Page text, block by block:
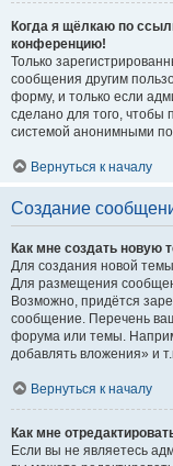
Когда я щёлкаю по
конференцию!
Только
сообщения другим
форму, и только если
сделано для того, чтобы
системой анонимными
Вернуться к началу
Создание
Как мне создать новую
Для создания новой
Для размещения
Возможно, придётся
сообщение. Перечень
форума или темы.
добавлять вложения» и
Вернуться к началу
Как мне
Если вы не являетесь